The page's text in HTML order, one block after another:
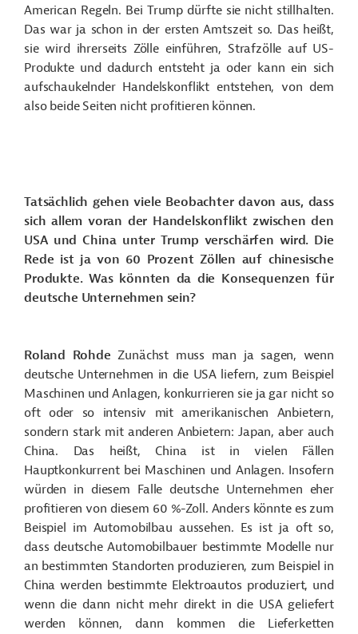
American Regeln. Bei Trump dürfte sie nicht stillhalten.
Das war ja schon in der ersten Amtszeit so. Das heißt,
sie wird ihrerseits Zölle einführen, Strafzölle auf US-
Produkte und dadurch entsteht ja oder kann ein sich
aufschaukelnder Handelskonflikt entstehen, von dem
also beide Seiten nicht profitieren können.
Tatsächlich gehen viele Beobachter davon aus, dass
sich allem voran der Handelskonflikt zwischen den
USA und China unter Trump verschärfen wird. Die
Rede ist ja von 60 Prozent Zöllen auf chinesische
Produkte. Was könnten da die Konsequenzen für
deutsche Unternehmen sein?
Roland RohdeZunächst muss man ja sagen, wenn
deutsche Unternehmen in die USA liefern, zum Beispiel
Maschinen und Anlagen, konkurrieren sie ja gar nicht so
oft oder so intensiv mit amerikanischen Anbietern,
sondern stark mit anderen Anbietern: Japan, aber auch
China. Das heißt, China ist in vielen Fällen
Hauptkonkurrent bei Maschinen und Anlagen. Insofern
würden in diesem Falle deutsche Unternehmen eher
profitieren von diesem 60 %-Zoll. Anders könnte es zum
Beispiel im Automobilbau aussehen. Es ist ja oft so,
dass deutsche Automobilbauer bestimmte Modelle nur
an bestimmten Standorten produzieren, zum Beispiel in
China werden bestimmte Elektroautos produziert, und
wenn die dann nicht mehr direkt in die USA geliefert
werden können, dann kommen die Lieferketten